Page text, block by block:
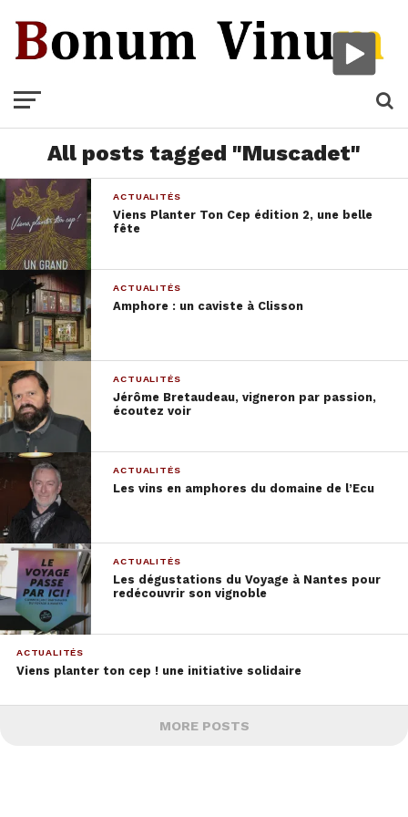
All posts tagged "Muscadet"
ACTUALITÉS
Viens Planter Ton Cep édition 2, une belle
fête
ACTUALITÉS
Amphore : un caviste à Clisson
ACTUALITÉS
Jérôme Bretaudeau, vigneron par passion,
écoutez voir
ACTUALITÉS
Les vins en amphores du domaine de l’Ecu
ACTUALITÉS
Les dégustations du Voyage à Nantes pour
redécouvrir son vignoble
ACTUALITÉS
Viens planter ton cep ! une initiative solidaire
MORE POSTS